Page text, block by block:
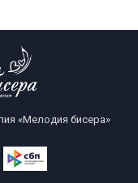
«Мелодия бисера»